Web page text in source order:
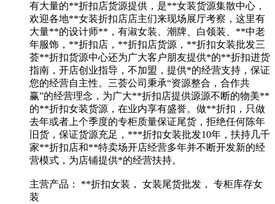
有大量的**折扣店货源提供，是**女装货源集散中心，
欢迎各地**女装折扣店店主们来现场展厅考察，这里有
大量**的设计师**，有淑女装、潮牌、白领装、**中老
年服饰，**折扣店，**折扣店货源，**折扣女装批发三
荟**折扣货源中心还为广大客户朋友提供*的**折扣进货
指南，开店创业指导，不加盟，提供*的经营支持，保证
您的经营自主性。三荟公司秉承“资源整合，合作共
赢”的经营理念，为广大**折扣店提供源源不断的物美**
的**折扣女装货源，在业内享有盛誉。做**折扣，只做
去年或者上个季度的专柜质量保证尾货，拒绝任何陈年
旧货，保证货源充足，***折扣女装批发10年，扶持几千
家**折扣店和**特卖场开店经营多年并不断开发新的经
营模式，为店铺提供*的经营扶持。
主营产品： **折扣女装， 女装尾货批发， 专柜库存女
装